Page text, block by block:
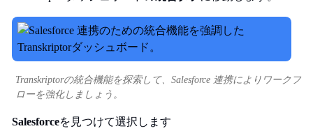
Transkriptorの統合機能を探索して、Salesforce 連携によりワークフ
ローを強化しましょう。
Salesforceを見つけて選択します